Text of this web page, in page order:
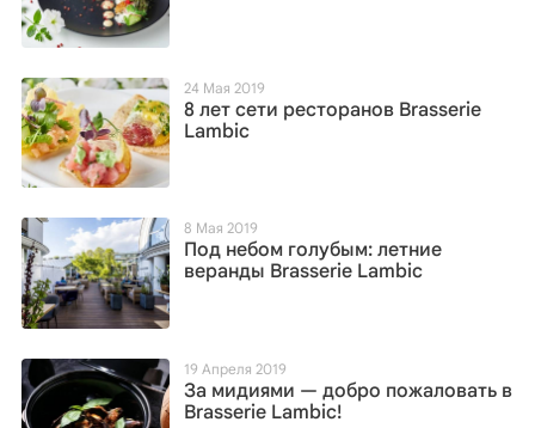
24 Мая 2019
8 лет сети ресторанов Brasserie
Lambic
8 Мая 2019
Под небом голубым: летние
веранды Brasserie Lambic
19 Апреля 2019
За мидиями — добро пожаловать в
Brasserie Lambic!